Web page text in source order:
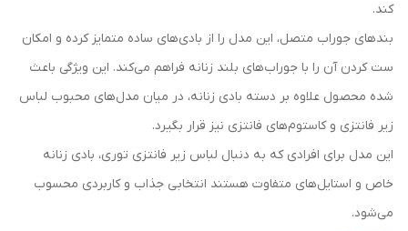
کند.
بندهای جوراب متصل، این مدل را از بادی‌های ساده متمایز کرده و امکان
ست کردن آن را با جوراب‌های بلند زنانه فراهم می‌کند. این ویژگی باعث
شده محصول علاوه بر دسته بادی زنانه، در میان مدل‌های محبوب لباس
زیر فانتزی و کاستوم‌های فانتزی نیز قرار بگیرد.
این مدل برای افرادی که به دنبال لباس زیر فانتزی توری، بادی زنانه
خاص و استایل‌های متفاوت هستند انتخابی جذاب و کاربردی محسوب
می‌شود.